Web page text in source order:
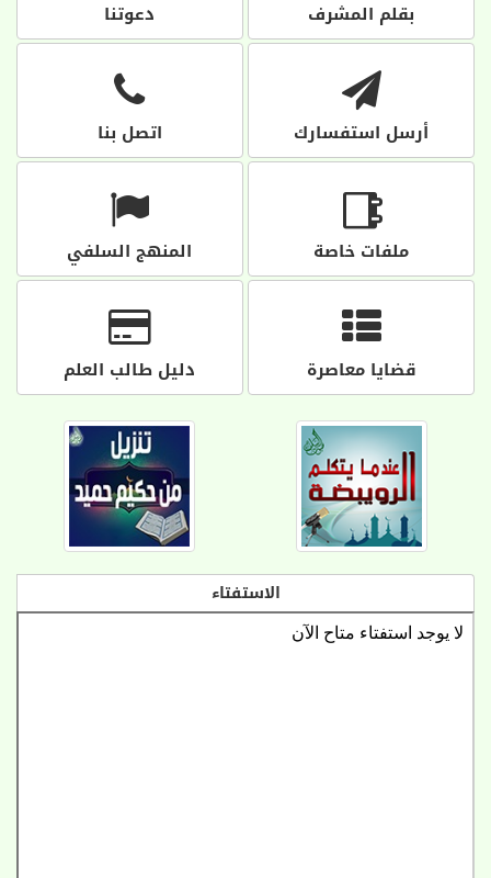
بقلم المشرف دعوتنا
أرسل استفسارك اتصل بنا
ملفات خاصة المنهج السلفي
قضايا معاصرة دليل طالب العلم
الاستفتاء